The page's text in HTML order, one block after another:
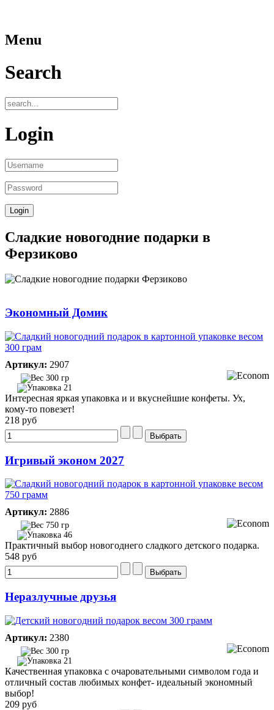
Menu
Search
Login
Сладкие новогодние подарки в
Ферзиково
Экономный Домик
Артикул: 2907
300 гр
21
Интересная яркая упаковка и и вкуснейшие конфеты. Ух,
кому-то повезет!
218 руб
Игривый эконом 2027
Артикул: 2886
750 гр
46
Практичный выбор новогоднего сладкого детского подарка.
548 руб
Неразлучные друзья
Артикул: 2380
300 гр
21
Качественная упаковка с очаровательными символом года и
отличный состав любимых конфет- идеальный экономный
выбор!
209 руб